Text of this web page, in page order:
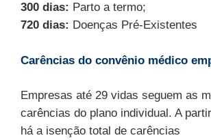
300 dias: Parto a termo;
720 dias: Doenças Pré-Existentes
Carências do convênio médico
Empresas até 29 vidas seguem as
carências do plano individual. A
há a isenção total de carências